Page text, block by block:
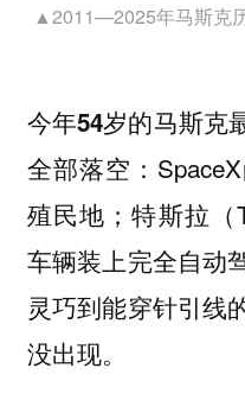
▲2011—2025年马斯克
今年54岁的马斯克
全部落空 ：
殖民地；特斯拉（
车辆装上完全自动
灵巧到能穿针引线
没出现。